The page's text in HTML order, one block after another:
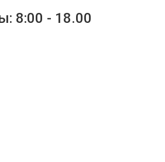
8:00 - 18.00